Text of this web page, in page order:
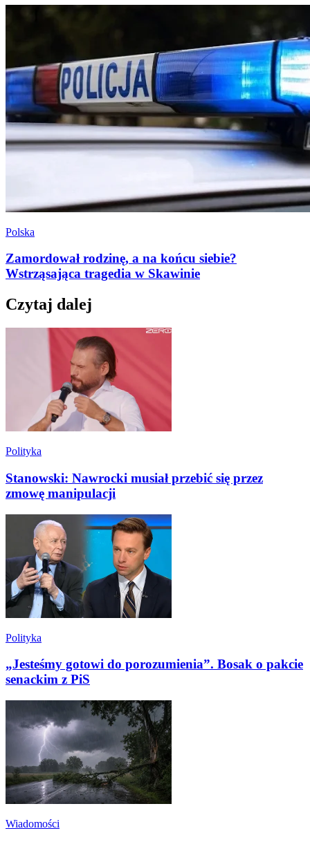
Polska
Zamordował rodzinę, a na końcu siebie?
Wstrząsająca tragedia w Skawinie
Czytaj dalej
Polityka
Stanowski: Nawrocki musiał przebić się przez
zmowę manipulacji
Polityka
„Jesteśmy gotowi do porozumienia”. Bosak o pakcie
senackim z PiS
Wiadomości